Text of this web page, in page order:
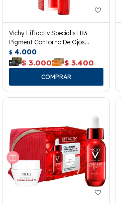
Vichy Liftactiv Specialist B3
Pigment Contorno De Ojos
Spf50+
$ 4.000
$ 3.000 $ 3.400